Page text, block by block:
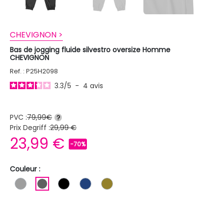
CHEVIGNON >
Bas de jogging fluide silvestro oversize Homme
CHEVIGNON
Ref. : P25H2098
3.3/5 - 4 avis
PVC :79,99€ ?
Prix Degriff :29,99 €
23,99 € -70%
Couleur :
GRIS GRIS FONCE
NOIR BLEU FONCE
KAKI